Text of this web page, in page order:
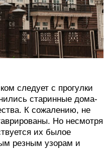
следует с прогулки
старинные дома-
К сожалению, не
Но несмотря
их былое
резным узорам и